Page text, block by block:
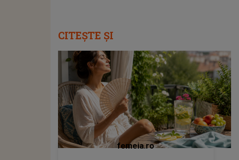
CITEȘTE ȘI
femeia.ro